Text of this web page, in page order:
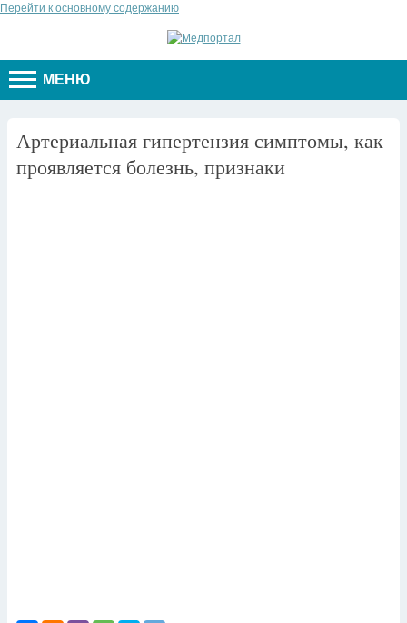
Перейти к основному содержанию
МЕНЮ
Артериальная гипертензия симптомы, как
проявляется болезнь, признаки